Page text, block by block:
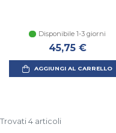
Disponibile 1-3 giorni
45,75 €
AGGIUNGI AL CARRELLO
Trovati 4 articoli